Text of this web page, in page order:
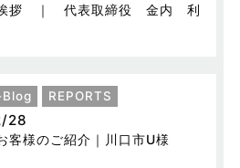
挨拶 ｜ 代表取締役 金内 利
REPORTS
28
客様のご紹介｜川口市U様